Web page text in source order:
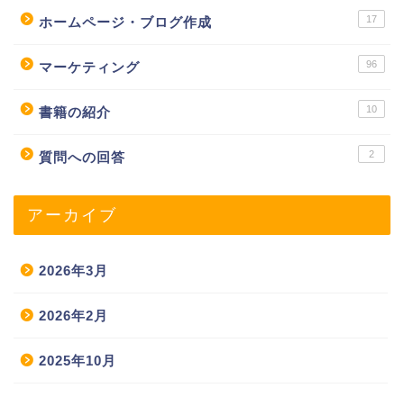
ホームページ・ブログ作成 17
マーケティング 96
書籍の紹介 10
質問への回答 2
アーカイブ
2026年3月
2026年2月
2025年10月